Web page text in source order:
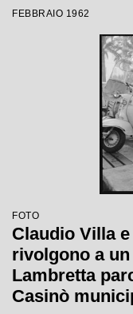
FEBBRAIO 1962
FOTO
Claudio Villa
rivolgono a
Lambretta
Casinò